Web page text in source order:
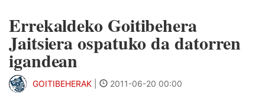
Errekaldeko Goitibehera
Jaitsiera ospatuko da datorren
igandean
GOITIBEHERAK 2011-06-20 00:00